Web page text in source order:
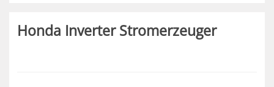
Honda Inverter Stromerzeuger